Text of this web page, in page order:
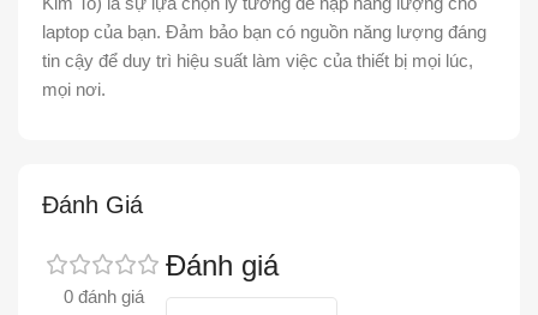
laptop của bạn. Đảm bảo bạn có nguồn năng lượng đáng
tin cậy để duy trì hiệu suất làm việc của thiết bị mọi lúc,
mọi nơi.
Đánh Giá
0 đánh giá
Đánh giá